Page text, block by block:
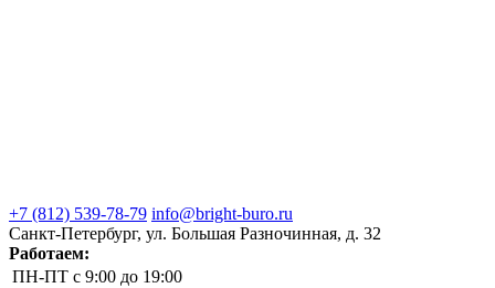
+7 (812) 539-78-79 info@bright-buro.ru
Санкт-Петербург, ул. Большая Разночинная, д. 32
Работаем:
ПН-ПТ с 9:00 до 19:00